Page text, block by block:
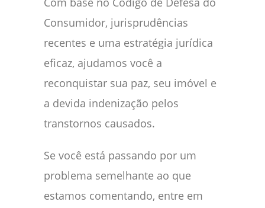
Consumidor, jurisprudências
recentes e uma estratégia jurídica
eficaz, ajudamos você a
reconquistar sua paz, seu imóvel e
a devida indenização pelos
transtornos causados.
Se você está passando por um
problema semelhante ao que
estamos comentando, entre em